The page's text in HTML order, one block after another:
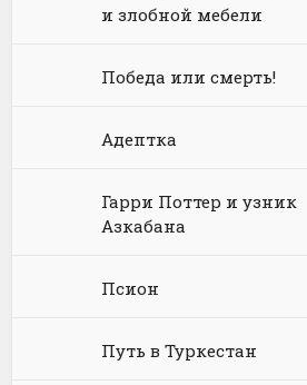
Философия
Космическая фантастика
Юмористическая фантастика
Книги про волшебников
Фэнтези про драконов
Юмористические стихи
и злобной мебели
Победа или смерть!
Адептка
Гарри Поттер и узник
Азкабана
Псион
Путь в Туркестан